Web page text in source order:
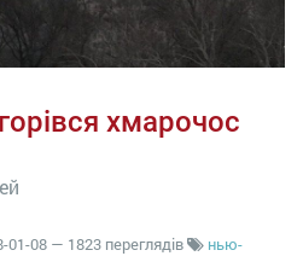
хмарочос
01-08 — 1823 переглядів
нью-